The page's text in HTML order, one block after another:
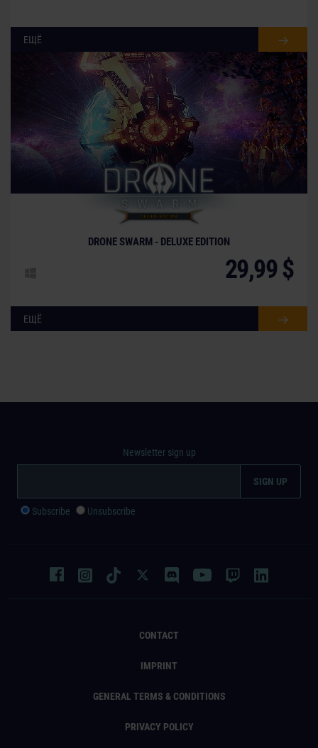
ЕЩЁ
DRONE SWARM - DELUXE EDITION
29,99 $
ЕЩЁ
CONTACT
IMPRINT
GENERAL TERMS & CONDITIONS
PRIVACY POLICY
Newsletter sign up
Subscribe Unsubscribe